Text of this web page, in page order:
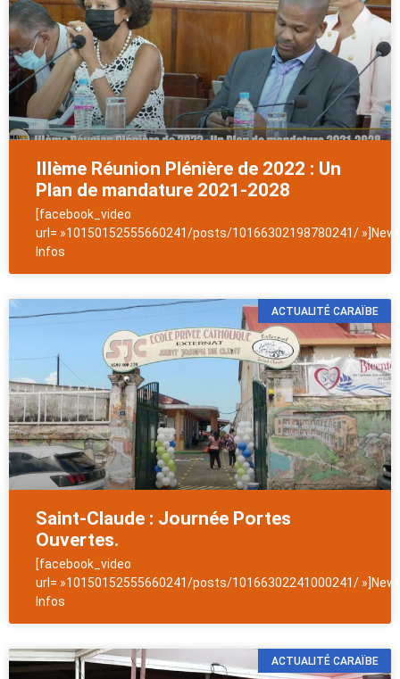
IIIème Réunion Plénière de 2022 : Un
Plan de mandature 2021-2028
[facebook_video
url= »10150152555660241/posts/10166302198780241/
Infos
ACTUALITÉ CARAÏBE
Saint-Claude : Journée Portes
Ouvertes.
[facebook_video
url= »10150152555660241/posts/10166302241000241/
Infos
ACTUALITÉ CARAÏBE